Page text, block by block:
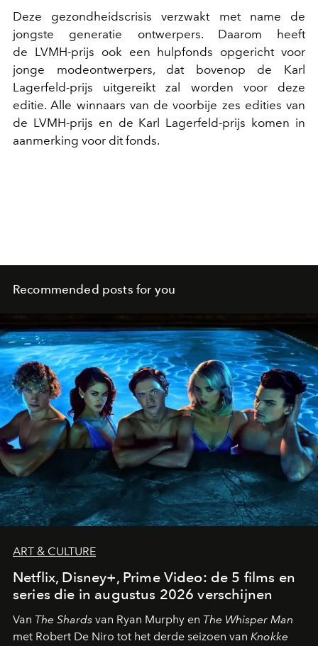
Deze gezondheidscrisis verzwakt met name de
jongste generatie ontwerpers. Daarom heeft
de LVMH-prijs ook een hulpfonds opgericht voor
jonge modeontwerpers, dat bovenop de Karl
Lagerfeld-prijs uitgereikt zal worden voor deze
editie. Alle winnaars van de voorbije zes edities van
de LVMH-prijs en de Karl Lagerfeld-prijs komen in
aanmerking voor dit fonds.
Recommended posts for you
ART & CULTURE
Netflix, Disney+, Prime Video: de 5 films en
series die in augustus 2026 verschijnen
Van The Shards van Ryan Murphy en The Whisper Man
met Robert De Niro tot het derde seizoen van Knokke